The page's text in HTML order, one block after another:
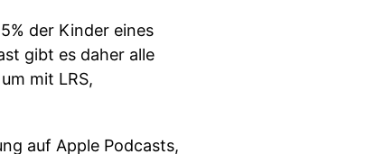
5% der Kinder eines
gibt es daher alle
mit LRS,
auf Apple Podcasts,